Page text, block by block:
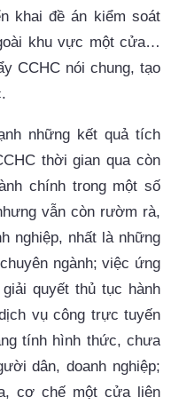
khai đề án kiểm soát
khu vực một cửa…
CCHC nói chung, tạo
những kết quả tích
thời gian qua còn
chính trong một số
vẫn còn rườm rà,
nghiệp, nhất là những
ngành; việc ứng
quyết thủ tục hành
vụ công trực tuyến
tính hình thức, chưa
dân, doanh nghiệp;
cơ chế một cửa liên